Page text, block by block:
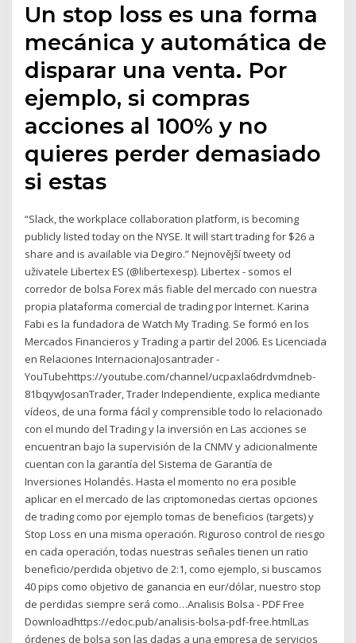
Un stop loss es una forma
mecánica y automática de
disparar una venta. Por
ejemplo, si compras
acciones al 100% y no
quieres perder demasiado
si estas
“Slack, the workplace collaboration platform, is becoming
publicly listed today on the NYSE. It will start trading for $26 a
share and is available via Degiro.” Nejnovější tweety od
uživatele Libertex ES (@libertexesp). Libertex - somos el
corredor de bolsa Forex más fiable del mercado con nuestra
propia plataforma comercial de trading por Internet. Karina
Fabi es la fundadora de Watch My Trading. Se formó en los
Mercados Financieros y Trading a partir del 2006. Es Licenciada
en Relaciones InternacionaJosantrader -
YouTubehttps://youtube.com/channel/ucpaxla6drdvmdneb-
81bqywJosanTrader, Trader Independiente, explica mediante
vídeos, de una forma fácil y comprensible todo lo relacionado
con el mundo del Trading y la inversión en Las acciones se
encuentran bajo la supervisión de la CNMV y adicionalmente
cuentan con la garantía del Sistema de Garantía de
Inversiones Holandés. Hasta el momento no era posible
aplicar en el mercado de las criptomonedas ciertas opciones
de trading como por ejemplo tomas de beneficios (targets) y
Stop Loss en una misma operación. Riguroso control de riesgo
en cada operación, todas nuestras señales tienen un ratio
beneficio/perdida objetivo de 2:1, como ejemplo, si buscamos
40 pips como objetivo de ganancia en eur/dólar, nuestro stop
de perdidas siempre será como…Analisis Bolsa - PDF Free
Downloadhttps://edoc.pub/analisis-bolsa-pdf-free.htmlLas
órdenes de bolsa son las dadas a una empresa de servicios